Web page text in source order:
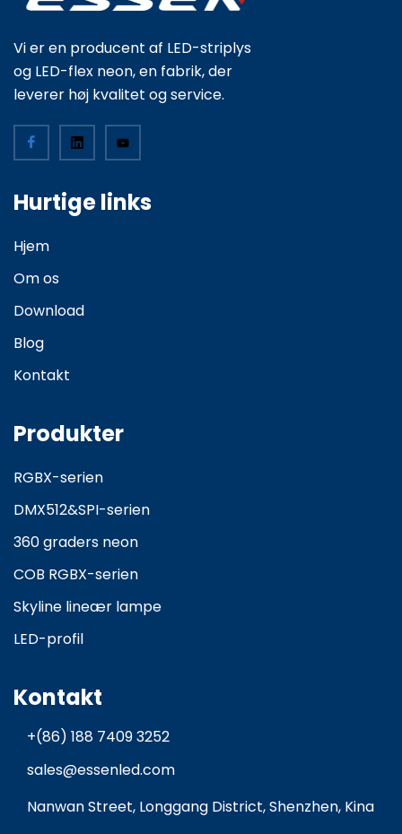
Vi er en producent af LED-striplys
og LED-flex neon, en fabrik, der
leverer høj kvalitet og service.
Hurtige links
Hjem
Om os
Download
Blog
Kontakt
Produkter
RGBX-serien
DMX512&SPI-serien
360 graders neon
COB RGBX-serien
Skyline lineær lampe
LED-profil
Kontakt
+(86) 188 7409 3252
sales@essenled.com
Nanwan Street, Longgang District, Shenzhen, Kina